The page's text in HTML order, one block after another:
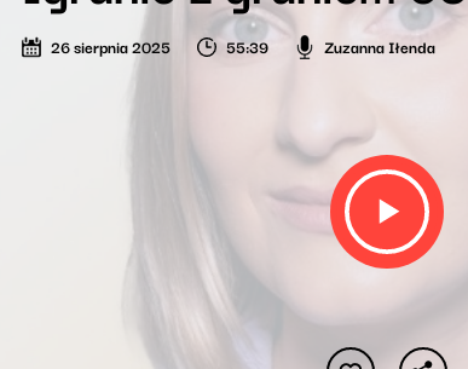
26 sierpnia 2025 55:39 Zuzanna Iłenda